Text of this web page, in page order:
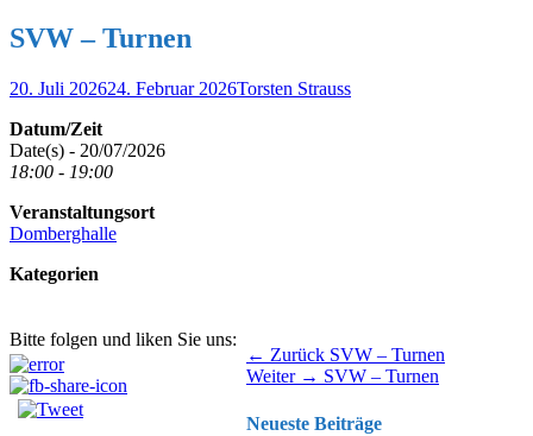
SVW – Turnen
Veröffentlicht
20. Juli 202624. Februar 2026Autor
Torsten Strauss
Datum/Zeit
Date(s) - 20/07/2026
18:00 - 19:00
Veranstaltungsort
Domberghalle
Kategorien
Bitte folgen und liken Sie uns:
Beitragsnavigation ← Zurück Vorhergehender
Beitrag:
SVW – Turnen
Weiter → Nächster
SVW – Turnen
Neueste Beiträge